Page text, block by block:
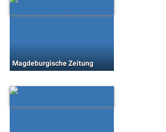
Magdeburgische Zeitung